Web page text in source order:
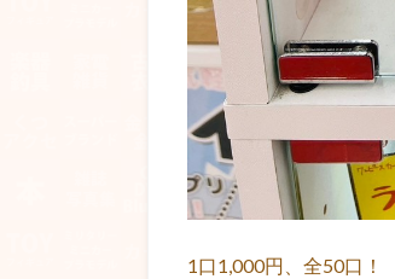
1口1,000円、全50口！